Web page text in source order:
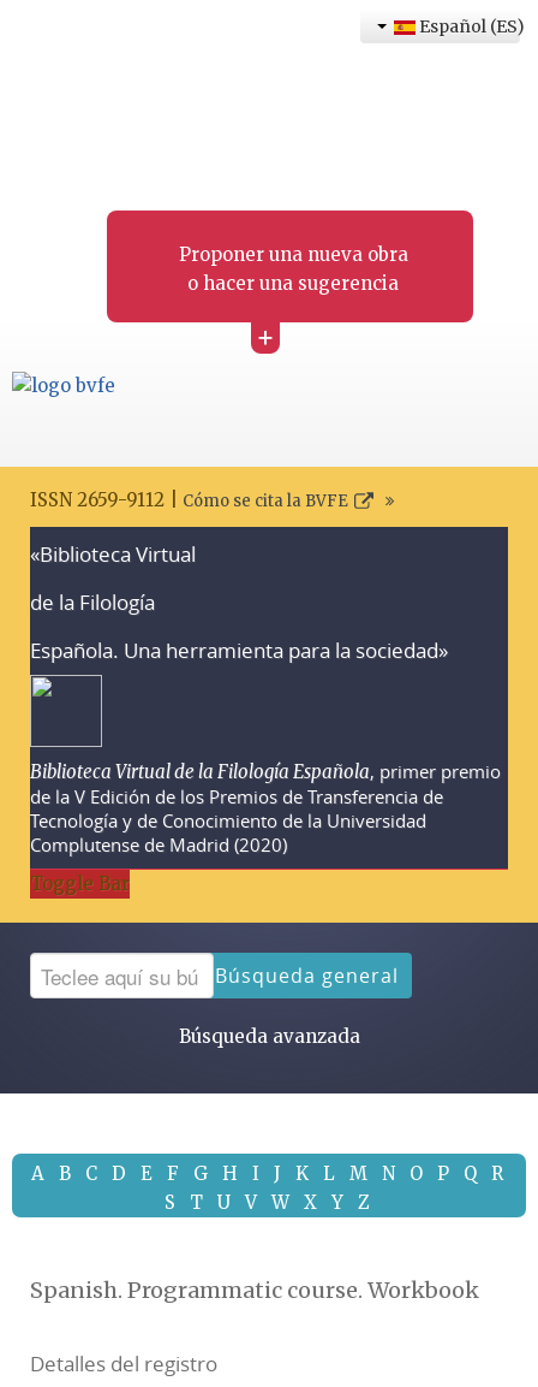
Proponer una nueva obra
o hacer una sugerencia
+
Español (ES)
ISSN 2659-9112 | Cómo se cita la BVFE
«Biblioteca Virtual
de la Filología
Española. Una herramienta para la sociedad»
Biblioteca Virtual de la Filología Española, primer premio
de la V Edición de los Premios de Transferencia de
Tecnología y de Conocimiento de la Universidad
Complutense de Madrid (2020)
Toggle Bar
Búsqueda general
Búsqueda avanzada
A B C D E F G H I J K L M N O P Q
R
S
T U V W X Y Z
Spanish. Programmatic course. Workbook
Detalles del registro